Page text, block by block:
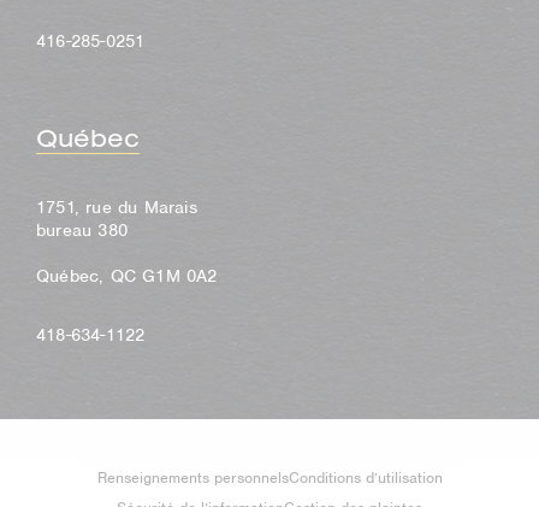
416-285-0251
Québec
1751, rue du Marais
bureau 380
Québec, QC G1M 0A2
418-634-1122
Renseignements personnelsConditions d’utilisation